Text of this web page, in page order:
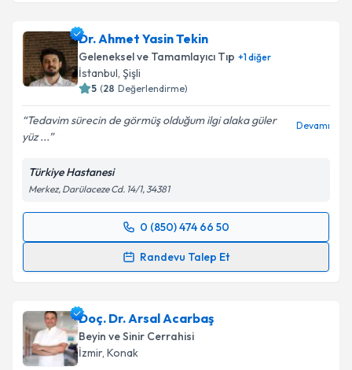
talebi oluşturun. Size bu uzmandan randevu almanız
için bir takvim hazırlandığında e-posta ile
bilgilendireceğiz.
E-posta Adresiniz
Kişisel verilerimin işlenmesine ilişkin
Metni'ni okudum ve kişisel verilerimin belirtilen
Takvim Talebini Gönder
Dr. Ahmet Yasin Tekin
Geleneksel ve Tamamlayıcı Tıp diğer
İstanbul,Şişli
( Değerlendirme)
Tedavim sürecin de görmüş olduğum ilgi alaka güler
yüz ...
Türkiye Hastanesi
Merkez, Darülaceze Cd. 14/1, 34381
0 (850) 474 66 50
Randevu Talep Et
Randevu Takvimi Talebi
oluşturun. Size bu uzmandan randevu almanız için bir
takvim hazırlandığında e-posta ile bilgilendireceğiz.
E-posta Adresiniz
Doç. Dr. Arsal Acarbaş
Beyin ve Sinir Cerrahisi
İzmir, Konak